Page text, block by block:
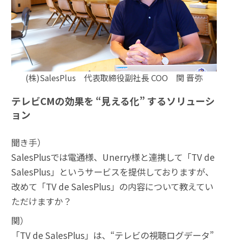
テレビCMの効果を “見える化” するソリューシ
ョン
聞き手）
SalesPlusでは電通様、Unerry様と連携して「TV de
SalesPlus」というサービスを提供しておりますが、
改めて「TV de SalesPlus」の内容について教えてい
ただけますか？
関）
「TV de SalesPlus」は、“テレビの視聴ログデータ”
(株)SalesPlus 代表取締役副社長 COO 関 晋弥